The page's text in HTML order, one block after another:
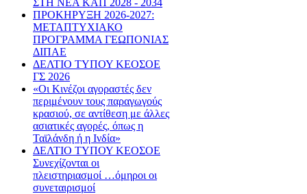
ΠΡΟΚΗΡΥΞΗ 2026-2027:
ΜΕΤΑΠΤΥΧΙΑΚΟ
ΠΡΟΓΡΑΜΜΑ ΓΕΩΠΟΝΙΑΣ
ΔΙΠΑΕ
ΔΕΛΤΙΟ ΤΥΠΟΥ ΚΕΟΣΟΕ
ΓΣ 2026
«Οι Κινέζοι αγοραστές δεν
περιμένουν τους παραγωγούς
κρασιού, σε αντίθεση με άλλες
ασιατικές αγορές, όπως η
Ταϊλάνδη ή η Ινδία»
ΔΕΛΤΙΟ ΤΥΠΟΥ ΚΕΟΣΟΕ
Συνεχίζονται οι
πλειστηριασμοί …όμηροι οι
συνεταιρισμοί